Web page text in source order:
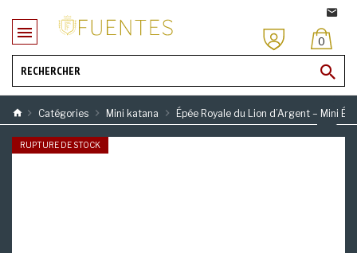
0
Catégories Mini katana Épée Royale du Lion d’Argent – Mini
RUPTURE DE STOCK